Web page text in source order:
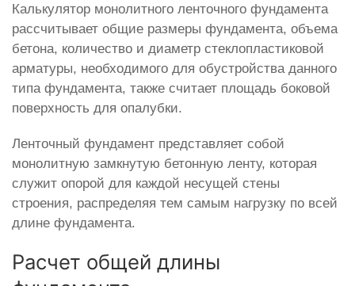
Калькулятор монолитного ленточного фундамента
рассчитывает общие размеры фундамента, объема
бетона, количество и диаметр стеклопластиковой
арматуры, необходимого для обустройства данного
типа фундамента, также считает площадь боковой
поверхность для опалубки.
Ленточный фундамент представляет собой
монолитную замкнутую бетонную ленту, которая
служит опорой для каждой несущей стены
строения, распределяя тем самым нагрузку по всей
длине фундамента.
Расчет общей длины